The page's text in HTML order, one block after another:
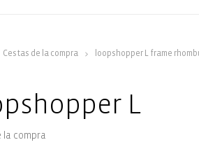
Cestas de la compra loopshopper L frame
L
la compra